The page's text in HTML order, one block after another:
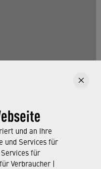
und an Ihre
und Services für
für
Verbraucher |
den